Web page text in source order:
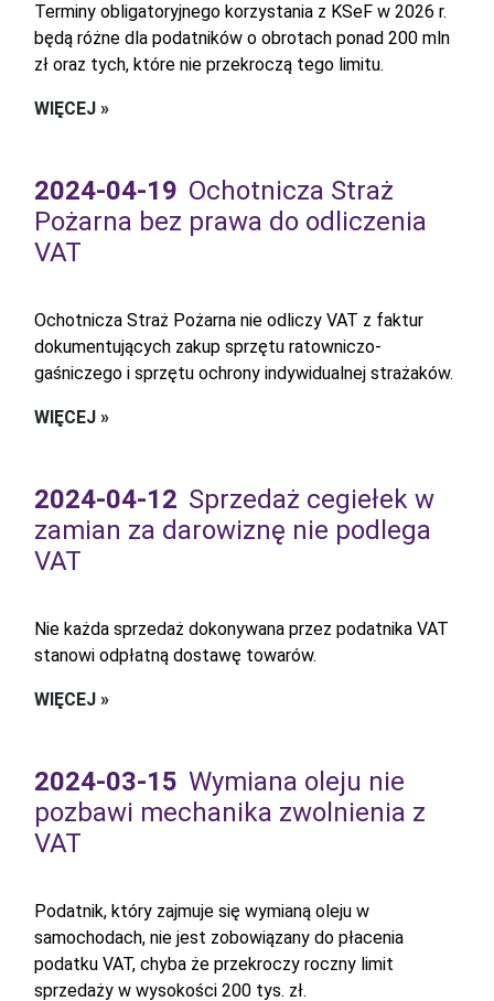
Terminy obligatoryjnego korzystania z KSeF w 2026 r.
będą różne dla podatników o obrotach ponad 200 mln
zł oraz tych, które nie przekroczą tego limitu.
WIĘCEJ »
2024-04-19 Ochotnicza Straż
Pożarna bez prawa do odliczenia
VAT
Ochotnicza Straż Pożarna nie odliczy VAT z faktur
dokumentujących zakup sprzętu ratowniczo-
gaśniczego i sprzętu ochrony indywidualnej strażaków.
WIĘCEJ »
2024-04-12 Sprzedaż cegiełek w
zamian za darowiznę nie podlega
VAT
Nie każda sprzedaż dokonywana przez podatnika VAT
stanowi odpłatną dostawę towarów.
WIĘCEJ »
2024-03-15 Wymiana oleju nie
pozbawi mechanika zwolnienia z
VAT
Podatnik, który zajmuje się wymianą oleju w
samochodach, nie jest zobowiązany do płacenia
podatku VAT, chyba że przekroczy roczny limit
sprzedaży w wysokości 200 tys. zł.